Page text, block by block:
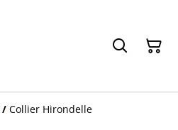
/ Collier Hirondelle